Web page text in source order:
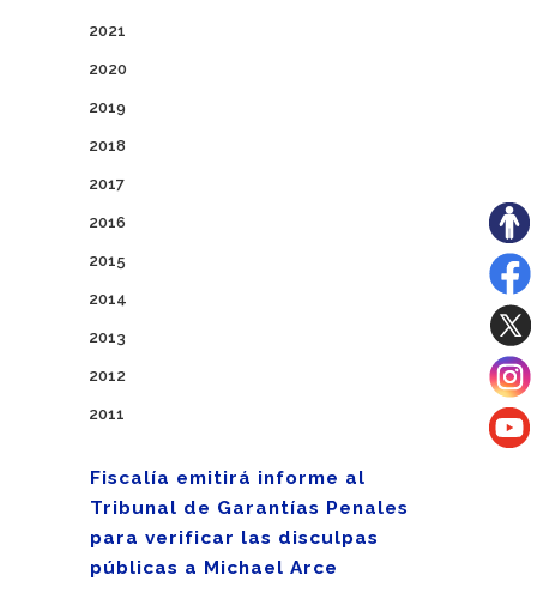
2021
2020
2019
2018
2017
2016
2015
2014
2013
2012
2011
Fiscalía emitirá informe al
Tribunal de Garantías Penales
para verificar las disculpas
públicas a Michael Arce